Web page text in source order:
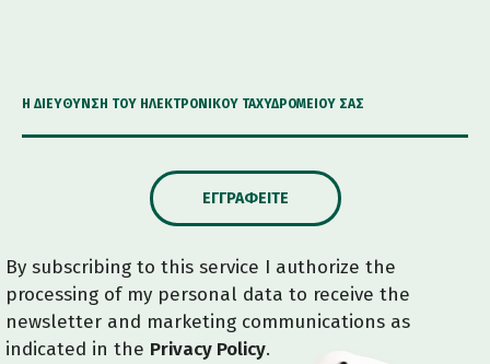
Η ΔΙΕΎΘΥΝΣΗ ΤΟΥ ΗΛΕΚΤΡΟΝΙΚΟΎ ΤΑΧΥΔΡΟΜΕΊΟΥ ΣΑΣ
ΕΓΓΡΑΦΕΊΤΕ
By subscribing to this service I authorize the
processing of my personal data to receive the
newsletter and marketing communications as
indicated in the Privacy Policy.